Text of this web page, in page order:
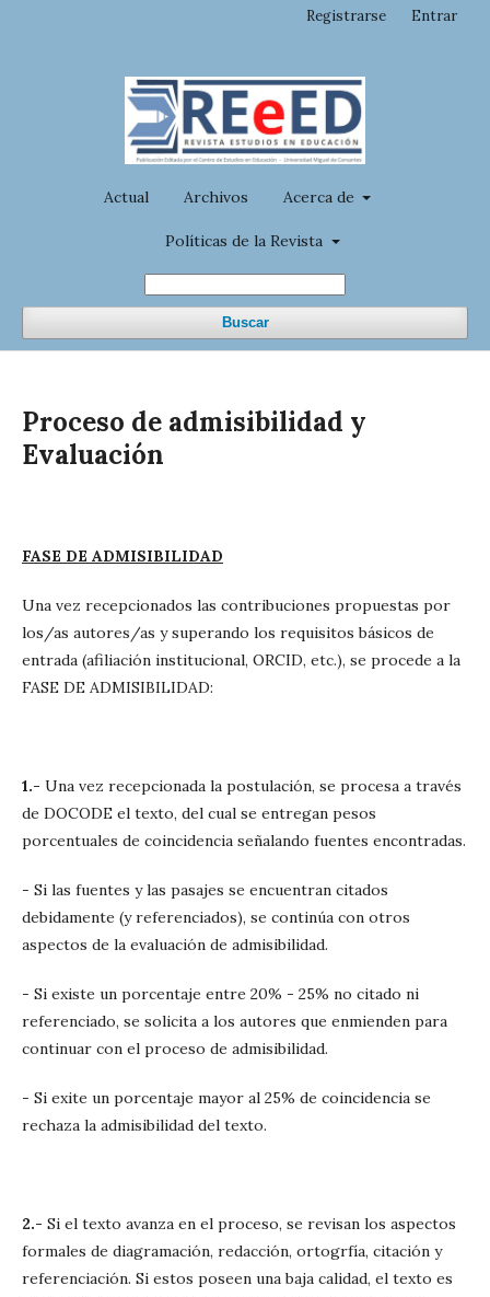
Actual Archivos Acerca de
Políticas de la Revista
Buscar
Registrarse Entrar
Proceso de admisibilidad y
Evaluación
FASE DE ADMISIBILIDAD
Una vez recepcionados las contribuciones propuestas por
los/as autores/as y superando los requisitos básicos de
entrada (afiliación institucional, ORCID, etc.), se procede a la
FASE DE ADMISIBILIDAD:
1.- Una vez recepcionada la postulación, se procesa a través
de DOCODE el texto, del cual se entregan pesos
porcentuales de coincidencia señalando fuentes encontradas.
- Si las fuentes y las pasajes se encuentran citados
debidamente (y referenciados), se continúa con otros
aspectos de la evaluación de admisibilidad.
- Si existe un porcentaje entre 20% - 25% no citado ni
referenciado, se solicita a los autores que enmienden para
continuar con el proceso de admisibilidad.
- Si exite un porcentaje mayor al 25% de coincidencia se
rechaza la admisibilidad del texto.
2.- Si el texto avanza en el proceso, se revisan los aspectos
formales de diagramación, redacción, ortogrfía, citación y
referenciación. Si estos poseen una baja calidad, el texto es